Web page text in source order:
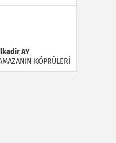
AY
KÖPRÜLERİ